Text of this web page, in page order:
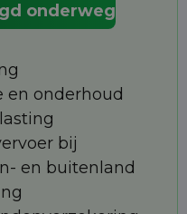
onderweg
en onderhoud
bij
en buitenland